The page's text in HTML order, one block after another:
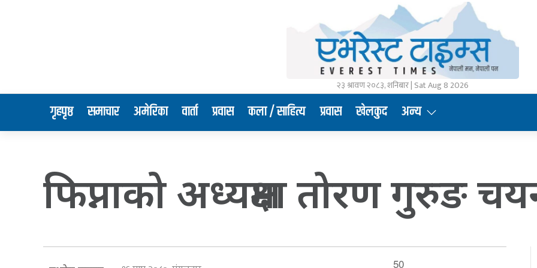
२३ श्रावण २०८३, शनिबार | Sat Aug 8 2026
गृहपृष्ठ समाचार अमेरिका वार्ता प्रवास कला / साहित्य प्रवास खेलकुद अन्य
फिप्नाको अध्यक्षमा तोरण गुरुङ
50